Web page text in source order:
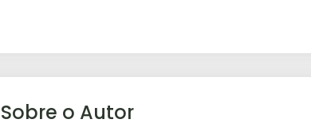
Sobre o Autor